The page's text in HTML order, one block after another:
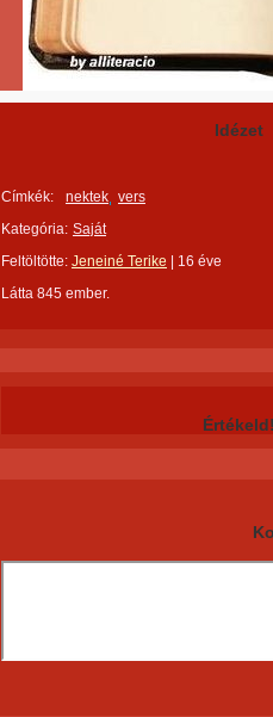
Idézet
Címkék: nektek vers
Kategória: Saját
Feltöltötte: Jeneiné Terike
16 éve
Látta 845 ember.